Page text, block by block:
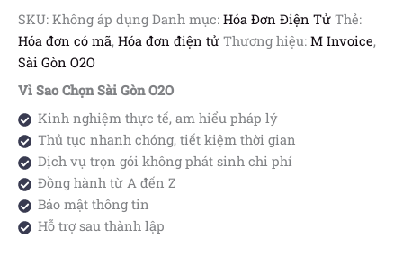
SKU: Không áp dụng Danh mục: Hóa Đơn Điện Tử Thẻ:
Hóa đơn có mã, Hóa đơn điện tử Thương hiệu: M Invoice,
Sài Gòn O2O
Vì Sao Chọn Sài Gòn O2O
Kinh nghiệm thực tế, am hiểu pháp lý
Thủ tục nhanh chóng, tiết kiệm thời gian
Dịch vụ trọn gói không phát sinh chi phí
Đồng hành từ A đến Z
Bảo mật thông tin
Hỗ trợ sau thành lập